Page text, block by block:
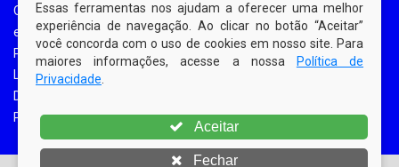
Ouvidoria Eletrônica
e-SIC
Processos de Licitação
Licitações em Andamento
Diário Oficial
Portal do Contribuinte
Essas ferramentas nos ajudam a oferecer uma melhor
experiência de navegação. Ao clicar no botão “Aceitar”
você concorda com o uso de cookies em nosso site. Para
maiores informações, acesse a nossa
Política de
Privacidade
Aceitar
Fechar